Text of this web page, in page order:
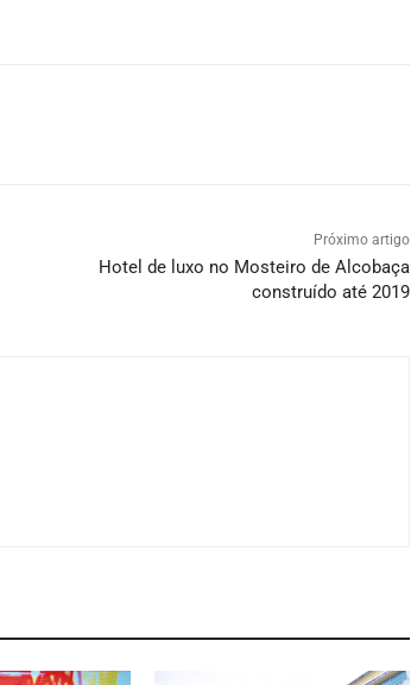
Próximo artigo
Hotel de luxo no Mosteiro de Alcobaça
construído até 2019